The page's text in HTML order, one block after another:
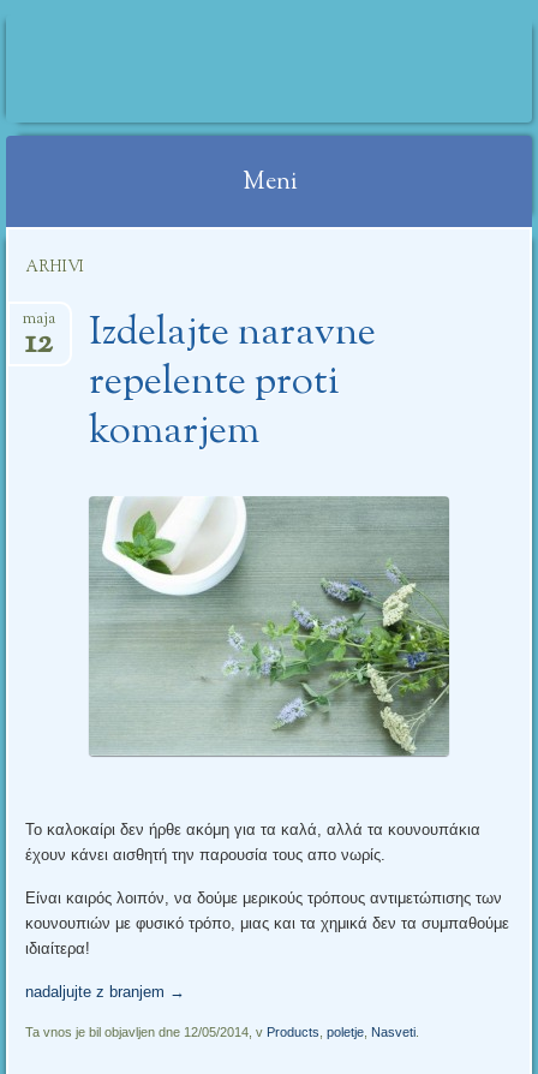
Meni
vsebino
ARHIVI
Izdelajte naravne
repelente proti
komarjem
maja
12
Το καλοκαίρι δεν ήρθε ακόμη για τα καλά ,αλλά τα κουνουπάκια
έχουν κάνει αισθητή την παρουσία τους απο νωρίς
Είναι καιρός λοιπόν ,να δούμε μερικούς τρόπους αντιμετώπισης των
κουνουπιών με φυσικό τρόπο ,μιας και τα χημικά δεν τα συμπαθούμε
ιδιαίτερα!
nadaljujte z branjem →
Ta vnos je bil objavljen dne 12/05/2014, v Products ,poletje Nasveti